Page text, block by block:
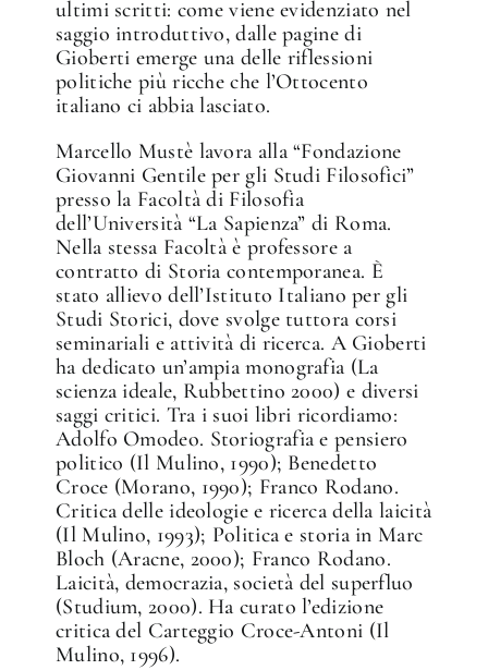
ultimi scritti: come viene evidenziato nel
saggio introduttivo, dalle pagine di
Gioberti emerge una delle riflessioni
politiche più ricche che l’Ottocento
italiano ci abbia lasciato.
Marcello Mustè lavora alla “Fondazione
Giovanni Gentile per gli Studi Filosofici”
presso la Facoltà di Filosofia
dell’Università “La Sapienza” di Roma.
Nella stessa Facoltà è professore a
contratto di Storia contemporanea. È
stato allievo dell’Istituto Italiano per gli
Studi Storici, dove svolge tuttora corsi
seminariali e attività di ricerca. A Gioberti
ha dedicato un’ampia monografia (La
scienza ideale, Rubbettino 2000) e diversi
saggi critici. Tra i suoi libri ricordiamo:
Adolfo Omodeo. Storiografia e pensiero
politico (Il Mulino, 1990); Benedetto
Croce (Morano, 1990); Franco Rodano.
Critica delle ideologie e ricerca della laicità
(Il Mulino, 1993); Politica e storia in Marc
Bloch (Aracne, 2000); Franco Rodano.
Laicità, democrazia, società del superfluo
(Studium, 2000). Ha curato l’edizione
critica del Carteggio Croce-Antoni (Il
Mulino, 1996).